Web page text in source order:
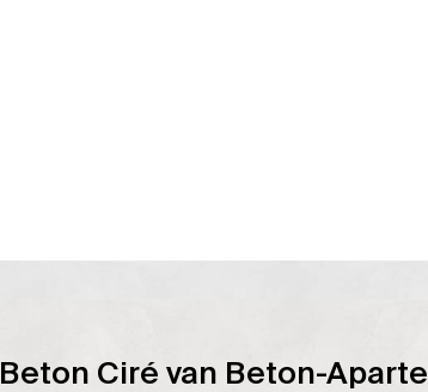
Beton Ciré van Beton-Aparte